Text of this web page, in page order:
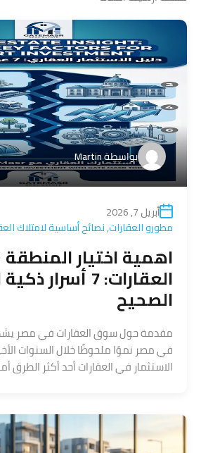
بواسطةMartin
أبريل 7, 2026
مطورو العقارات,نصائح أساسية لامتلاك
اهمية اختيار
العقارات: 7
الصحيح
مقدمة حول سوق العقارات في مصر
في مصر نموًا ملحوظًا خلال السنوات
الاستثمار في العقارات أحد أكثر الطرق